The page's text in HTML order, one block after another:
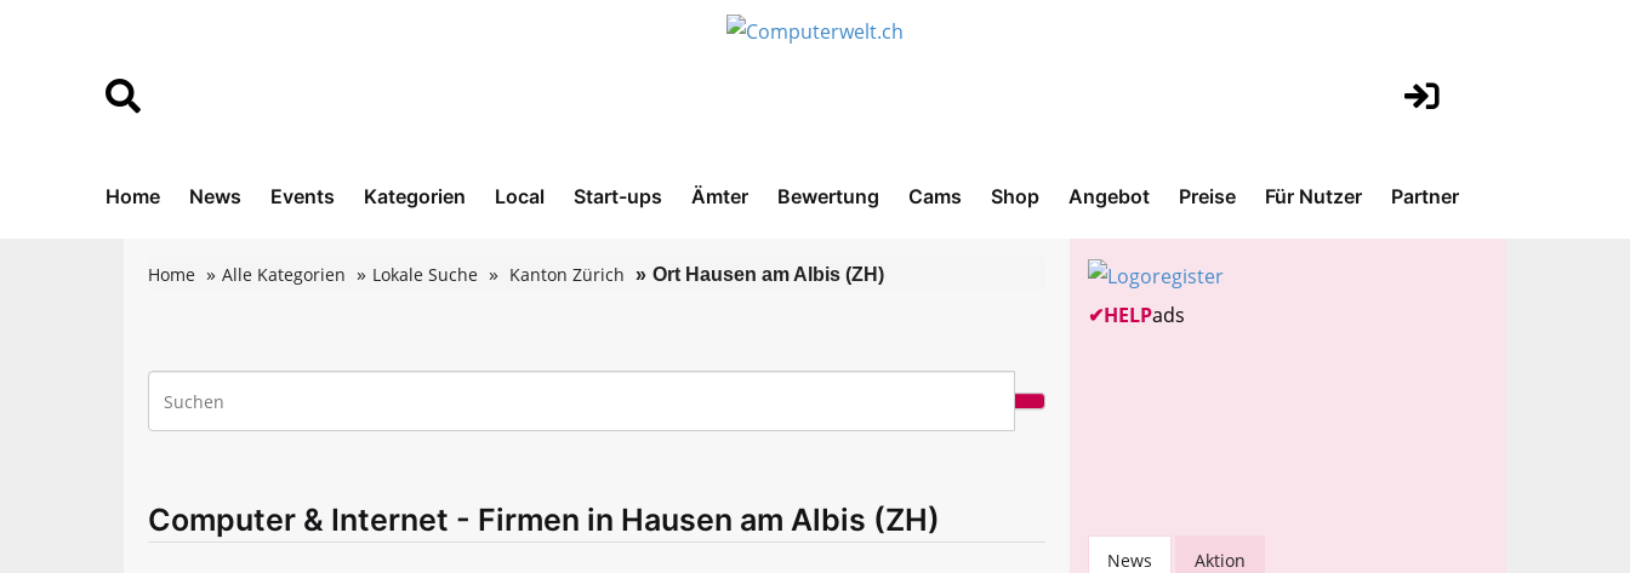
Home News Events Kategorien Local Start-ups Ämter Bewertung Cams Shop Angebot Preise Für Nutzer Partner
Home Alle Kategorien Lokale Suche Kanton Zürich Ort Hausen am Albis (ZH)
Computer & Internet - Firmen in Hausen am Albis (ZH)
✔HELPads
News Aktion